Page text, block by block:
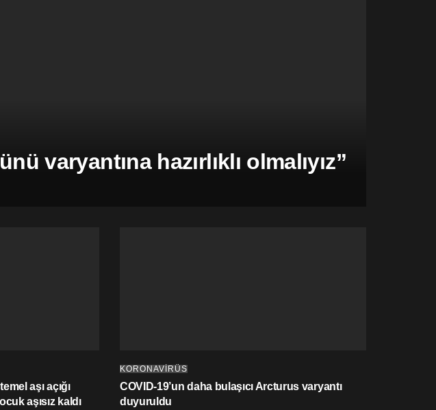
varyantına hazırlıklı olmalıyız”
aşı açığı
aşısız kaldı
KORONAVİRÜS
COVID-19’un daha bulaşıcı Arcturus varyantı
duyuruldu